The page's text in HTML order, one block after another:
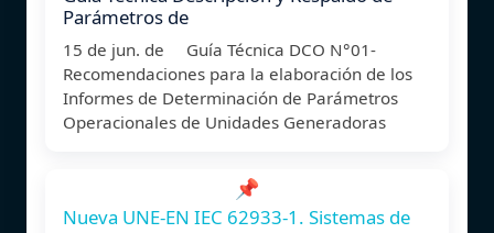
Parámetros de
15 de jun. de Guía Técnica DCO N°01-
Recomendaciones para la elaboración de los
Informes de Determinación de Parámetros
Operacionales de Unidades Generadoras
📌
Nueva UNE-EN IEC 62933-1. Sistemas de